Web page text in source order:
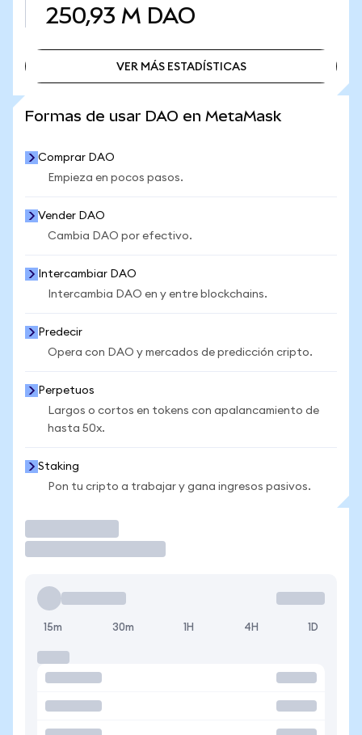
250,93 M DAO
VER MÁS ESTADÍSTICAS
Formas de usar DAO en MetaMask
Comprar DAO
Empieza en pocos pasos.
Vender DAO
Cambia DAO por efectivo.
Intercambiar DAO
Intercambia DAO en y entre blockchains.
Predecir
Opera con DAO y mercados de predicción cripto.
Perpetuos
Largos o cortos en tokens con apalancamiento de
hasta 50x.
Staking
Pon tu cripto a trabajar y gana ingresos pasivos.
15m 30m 1H 4H 1D